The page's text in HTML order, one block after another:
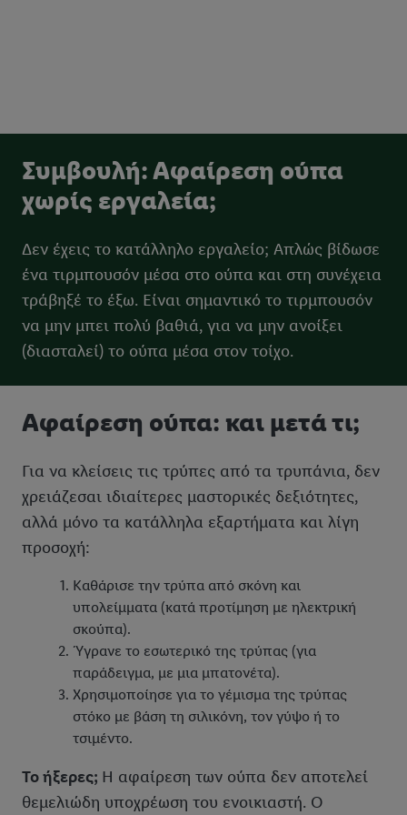
Συμβουλή: Αφαίρεση ούπα
χωρίς εργαλεία;
Δεν έχεις το κατάλληλο εργαλείο; Απλώς βίδωσε
ένα τιρμπουσόν μέσα στο ούπα και στη συνέχεια
τράβηξέ το έξω. Είναι σημαντικό το τιρμπουσόν
να μην μπει πολύ βαθιά, για να μην ανοίξει
(διασταλεί) το ούπα μέσα στον τοίχο.
Αφαίρεση ούπα: και μετά τι;
Για να κλείσεις τις τρύπες από τα τρυπάνια, δεν
χρειάζεσαι ιδιαίτερες μαστορικές δεξιότητες,
αλλά μόνο τα κατάλληλα εξαρτήματα και λίγη
προσοχή:
Καθάρισε την τρύπα από σκόνη και
υπολείμματα (κατά προτίμηση με ηλεκτρική
σκούπα).
Ύγρανε το εσωτερικό της τρύπας (για
παράδειγμα, με μια μπατονέτα).
Χρησιμοποίησε για το γέμισμα της τρύπας
στόκο με βάση τη σιλικόνη, τον γύψο ή το
τσιμέντο.
Το ήξερες; Η αφαίρεση των ούπα δεν αποτελεί
θεμελιώδη υποχρέωση του ενοικιαστή. Ο